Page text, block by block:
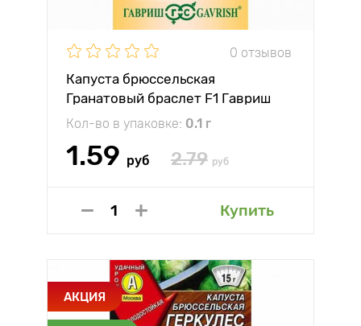
0 отзывов
Капуста брюссельская
Гранатовый браслет F1 Гавриш
Кол-во в упаковке: 0.1 г
1.59 руб 2.79 руб
Купить
АКЦИЯ